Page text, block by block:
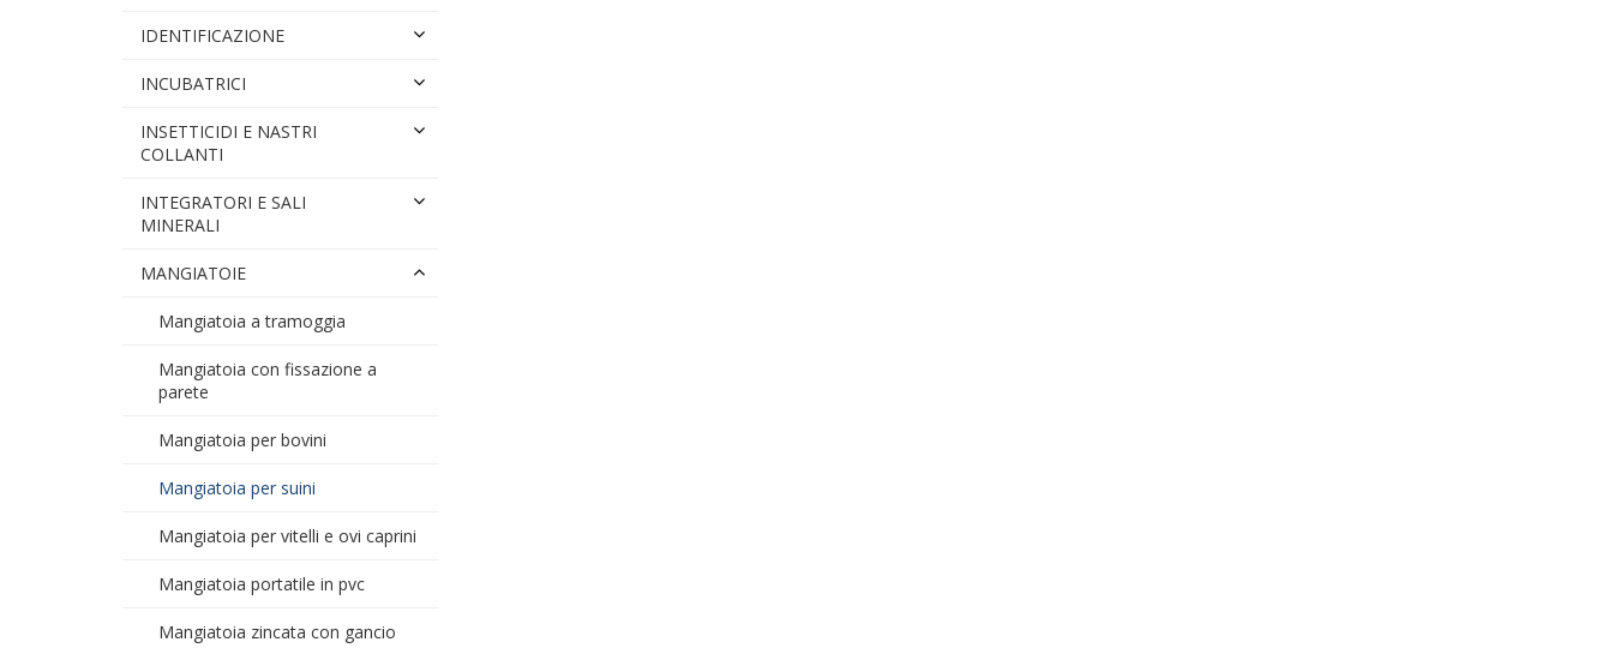
IDENTIFICAZIONE
INCUBATRICI
INSETTICIDI E NASTRI
COLLANTI
INTEGRATORI E SALI
MINERALI
MANGIATOIE
Mangiatoia a tramoggia
Mangiatoia con fissazione a
parete
Mangiatoia per bovini
Mangiatoia per suini
Mangiatoia per vitelli e ovi caprini
Mangiatoia portatile in pvc
Mangiatoia zincata con gancio